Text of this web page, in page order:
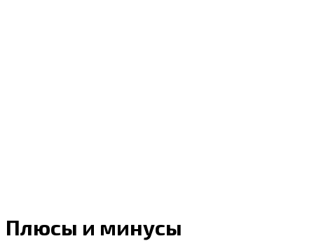
Плюсы и минусы